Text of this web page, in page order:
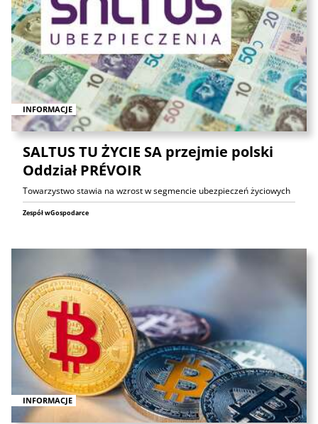
INFORMACJE
SALTUS TU ŻYCIE SA przejmie polski
Oddział PRÉVOIR
Towarzystwo stawia na wzrost w segmencie ubezpieczeń życiowych
Zespół wGospodarce
INFORMACJE